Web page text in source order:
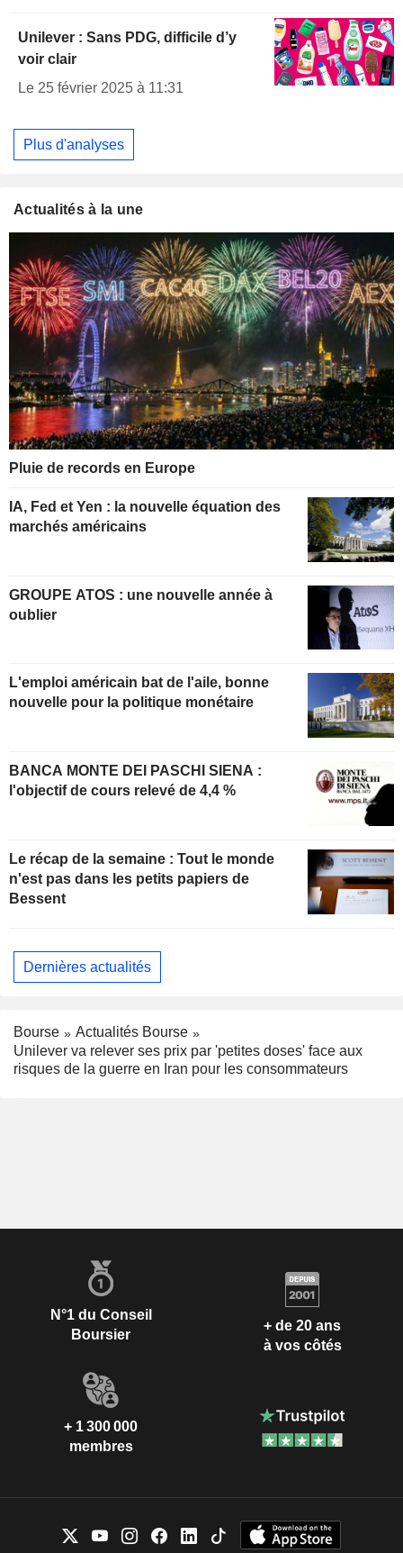
Unilever : Sans PDG, difficile d’y
voir clair
Le 25 février 2025 à 11:31
Plus d'analyses
Actualités à la une
Pluie de records en Europe
IA, Fed et Yen : la nouvelle équation des
marchés américains
GROUPE ATOS : une nouvelle année à
oublier
L'emploi américain bat de l'aile, bonne
nouvelle pour la politique monétaire
BANCA MONTE DEI PASCHI SIENA :
l'objectif de cours relevé de 4,4 %
Le récap de la semaine : Tout le monde
n'est pas dans les petits papiers de
Bessent
Dernières actualités
Bourse
Actualités Bourse
Unilever va relever ses prix par 'petites doses' face aux
risques de la guerre en Iran pour les consommateurs
N°1 du Conseil
Boursier
+ de 20 ans
à vos côtés
+ 1 300 000
membres